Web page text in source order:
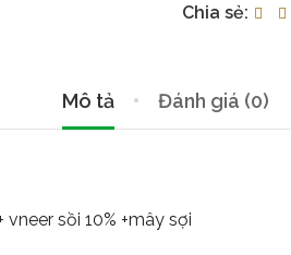
Chia sẻ:
Mô tả Đánh giá (0)
sồi 10% +mây sợi